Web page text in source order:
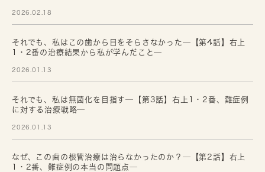
2026.02.18
それでも、私はこの歯から目をそらさなかった─【第4話】右上
1・2番の治療結果から私が学んだこと─
2026.01.13
それでも、私は無菌化を目指す─【第3話】右上1・2番、難症例
に対する治療戦略─
2026.01.13
なぜ、この歯の根管治療は治らなかったのか？─【第2話】右上
1・2番、難症例の本当の問題点─